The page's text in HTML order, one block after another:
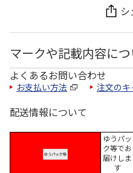
マークや記載内容につ
よくあるお問い合わせ
お支払い方法 注文のキ
配送情報について
ゆうパッ
ク等でお
届けしま
す